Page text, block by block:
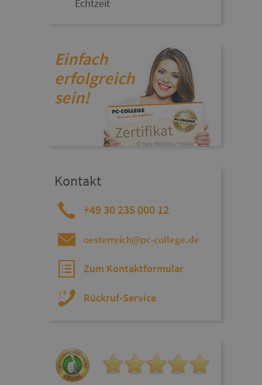
Echtzeit
Einfach
erfolgreich
sein!
Kontakt
+49 30 235 000 12
oesterreich@pc-college.de
Zum Kontaktformular
Rückruf-Service